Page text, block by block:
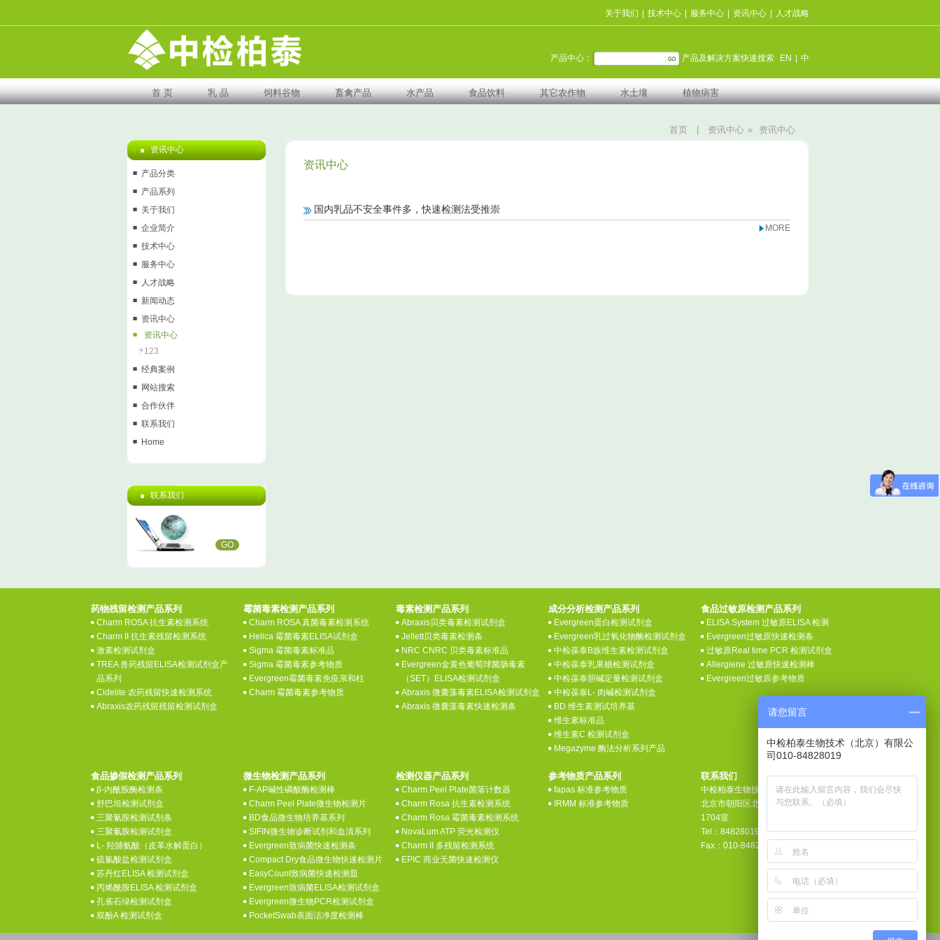
关于我们 技术中心 服务中心 资讯中心 人才战略
产品中心： 产品及解决方案快速搜索 EN 中
首 页 乳 品 饲料谷物 畜禽产品 水产品 食品饮料 其它农作物 水土壤 植物病害
首页 资讯中心 » 资讯中心
资讯中心
产品分类
产品系列
关于我们
企业简介
技术中心
服务中心
人才战略
新闻动态
资讯中心
资讯中心
123
经典案例
网站搜索
合作伙伴
联系我们
Home
联系我们
GO
资讯中心
国内乳品不安全事件多，快速检测法受推崇
MORE
药物残留检测产品系列
Charm ROSA 抗生素检测系统
Charm II 抗生素残留检测系统
激素检测试剂盒
TREA 兽药残留ELISA检测试剂盒产
品系列
Cidelite 农药残留快速检测系统
Abraxis农药残留残留检测试剂盒
霉菌毒素检测产品系列
Charm ROSA 真菌毒素检测系统
Helica 霉菌毒素ELISA试剂盒
Sigma 霉菌毒素标准品
Sigma 霉菌毒素参考物质
Evergreen霉菌毒素免疫亲和柱
Charm 霉菌毒素参考物质
毒素检测产品系列
Abraxis贝类毒素检测试剂盒
Jellett贝类毒素检测条
NRC CNRC 贝类毒素标准品
Evergreen金黄色葡萄球菌肠毒素
（SET）ELISA检测试剂盒
Abraxis 微囊藻毒素ELISA检测试剂盒
Abraxis 微囊藻毒素快速检测条
成分分析检测产品系列
Evergreen蛋白检测试剂盒
Evergreen乳过氧化物酶检测试剂盒
中检葆泰B族维生素检测试剂盒
中检葆泰乳果糖检测试剂盒
中检葆泰胆碱定量检测试剂盒
中检葆泰L- 肉碱检测试剂盒
BD 维生素测试培养基
维生素标准品
维生素C 检测试剂盒
Megazyme 酶法分析系列产品
食品过敏原检测产品系列
ELISA System 过敏原ELISA 检测
Evergreen过敏原快速检测条
过敏原Real time PCR 检测试剂盒
Allergiene 过敏原快速检测棒
Evergreen过敏原参考物质
食品掺假检测产品系列
β-内酰胺酶检测条
舒巴坦检测试剂盒
三聚氰胺检测试剂条
三聚氰胺检测试剂盒
L- 羟脯氨酸（皮革水解蛋白）
硫氰酸盐检测试剂盒
苏丹红ELISA 检测试剂盒
丙烯酰胺ELISA 检测试剂盒
孔雀石绿检测试剂盒
双酚A 检测试剂盒
微生物检测产品系列
F-AP碱性磷酸酶检测棒
Charm Peel Plate微生物检测片
BD食品微生物培养基系列
SIFIN微生物诊断试剂和血清系列
Evergreen致病菌快速检测条
Compact Dry食品微生物快速检测片
EasyCount致病菌快速检测皿
Evergreen致病菌ELISA检测试剂盒
Evergreen微生物PCR检测试剂盒
PocketSwab表面洁净度检测棒
检测仪器产品系列
Charm Peel Plate菌落计数器
Charm Rosa 抗生素检测系统
Charm Rosa 霉菌毒素检测系统
NovaLum ATP 荧光检测仪
Charm II 多残留检测系统
EPIC 商业无菌快速检测仪
参考物质产品系列
fapas 标准参考物质
IRMM 标准参考物质
联系我们
中检柏泰生物技术（北京）有限公司
北京市朝阳区北苑路32号院安全大厦
1704室
Tel：84828019
Fax：010-8482 7868
请您留言
中检柏泰生物技术（北京）有限公
司010-84828019